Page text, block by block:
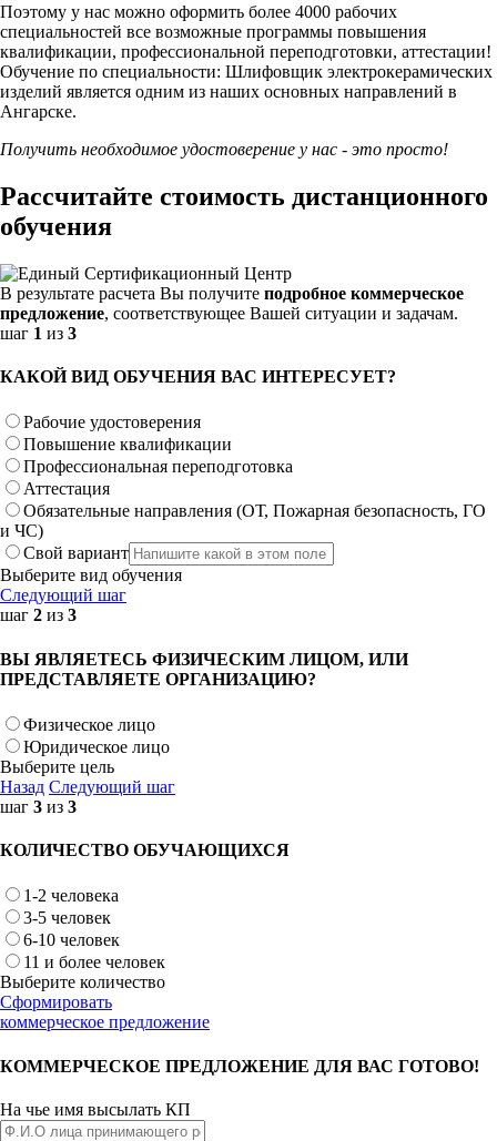
Поэтому у нас можно оформить более 4000 рабочих
специальностей все возможные программы повышения
квалификации, профессиональной переподготовки, аттестации!
Обучение по специальности: Шлифовщик электрокерамических
изделий является одним из наших основных направлений в
Ангарске.
Получить необходимое удостоверение у нас - это просто!
Рассчитайте стоимость дистанционного
обучения
В результате расчета Вы получите подробное коммерческое
предложение, соответствующее Вашей ситуации и задачам.
шаг 1 из 3
КАКОЙ ВИД ОБУЧЕНИЯ ВАС ИНТЕРЕСУЕТ?
Рабочие удостоверения
Повышение квалификации
Профессиональная переподготовка
Аттестация
Обязательные направления (ОТ, Пожарная безопасность, ГО
и ЧС)
Свой вариант
Выберите вид обучения
Следующий шаг
шаг 2 из 3
ВЫ ЯВЛЯЕТЕСЬ ФИЗИЧЕСКИМ ЛИЦОМ, ИЛИ
ПРЕДСТАВЛЯЕТЕ ОРГАНИЗАЦИЮ?
Физическое лицо
Юридическое лицо
Выберите цель
Назад Следующий шаг
шаг 3 из 3
КОЛИЧЕСТВО ОБУЧАЮЩИХСЯ
1-2 человека
3-5 человек
6-10 человек
11 и более человек
Выберите количество
Сформировать
коммерческое предложение
КОММЕРЧЕСКОЕ ПРЕДЛОЖЕНИЕ ДЛЯ ВАС ГОТОВО!
На чье имя высылать КП